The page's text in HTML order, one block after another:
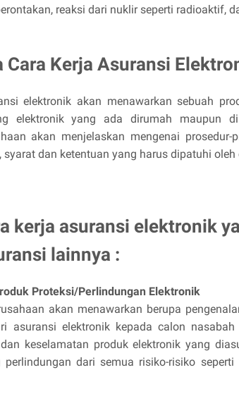
reaksi dari nuklir seperti radioaktif,
Cara Kerja Asuransi
elektronik akan menawarkan sebuah
elektronik yang ada dirumah maupun
akan menjelaskan mengenai prosedur-
dan ketentuan yang harus dipatuhi
kerja asuransi elektronik
lainnya :
Proteksi/Perlindungan Elektronik
akan menawarkan berupa
asuransi elektronik kepada calon
keselamatan produk elektronik yang
perlindungan dari semua risiko-risiko